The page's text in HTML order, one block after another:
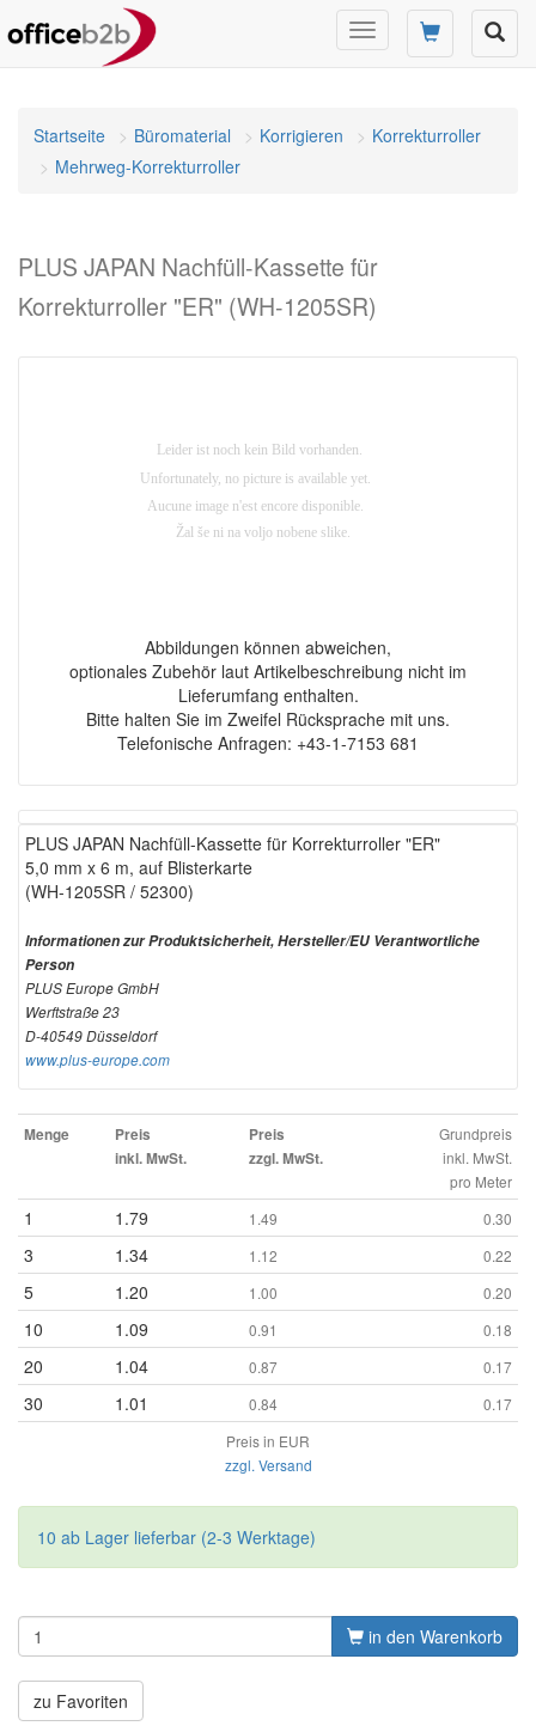
Navigation
umschalten
Startseite Büromaterial Korrigieren
Korrekturroller
Mehrweg-Korrekturroller
PLUS JAPAN Nachfüll-Kassette für
Korrekturroller "ER" (WH-1205SR)
Abbildungen können abweichen,
optionales Zubehör laut Artikelbeschreibung nicht im
Lieferumfang enthalten.
Bitte halten Sie im Zweifel Rücksprache mit uns.
Telefonische Anfragen: +43-1-7153 681
PLUS JAPAN Nachfüll-Kassette für Korrekturroller "ER"
5,0 mm x 6 m, auf Blisterkarte
(WH-1205SR / 52300)
Informationen zur Produktsicherheit, Hersteller/EU Verantwortliche
Person
PLUS Europe GmbH
Werftstraße 23
D-40549 Düsseldorf
www.plus-europe.com
Menge
Preis
inkl. MwSt.
Preis
zzgl. MwSt.
Grundpreis
inkl. MwSt.
pro Meter
1 1.79 1.49 0.30
3 1.34 1.12 0.22
5 1.20 1.00 0.20
10 1.09 0.91 0.18
20 1.04 0.87 0.17
30 1.01 0.84
0.17
Preis in EUR
zzgl. Versand
10 ab Lager lieferbar (2-3 Werktage)
in den Warenkorb
zu Favoriten